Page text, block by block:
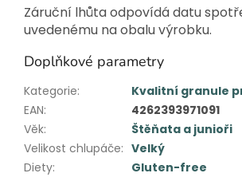
Záruční lhůta odpovídá datu
uvedenému na obalu výrobku.
Doplňkové parametry
Kategorie:
Kvalitní granule
EAN:
4262393971091
Věk:
Štěňata a junioři
Velikost chlupáče: Velký
Diety:
Gluten-free